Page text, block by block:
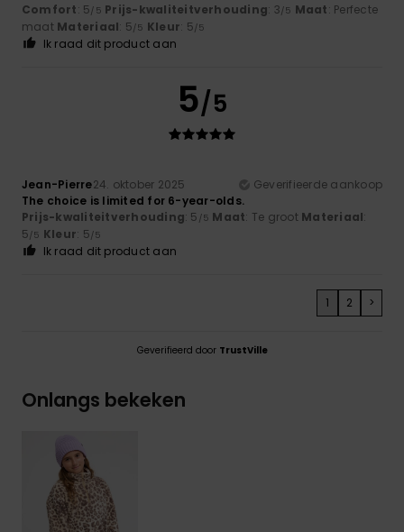
Comfort: 5/5 Prijs-kwaliteitverhouding: 3/5 Maat: Perfecte
maat Materiaal: 5/5 Kleur: 5/5
Ik raad dit product aan
5/5
Jean-Pierre24. oktober 2025
Geverifieerde aankoop
The choice is limited for 6-year-olds.
Prijs-kwaliteitverhouding: 5 /5 Maat: Te groot Materiaal:
5/5 Kleur: 5/5
Ik raad dit product aan
1 2 >
Geverifieerd door TrustVille
Onlangs bekeken